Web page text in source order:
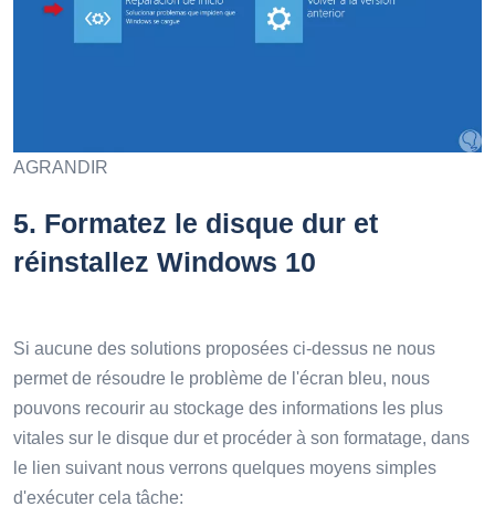
AGRANDIR
5. Formatez le disque dur et
réinstallez Windows 10
Si aucune des solutions proposées ci-dessus ne nous
permet de résoudre le problème de l'écran bleu, nous
pouvons recourir au stockage des informations les plus
vitales sur le disque dur et procéder à son formatage, dans
le lien suivant nous verrons quelques moyens simples
d'exécuter cela tâche: